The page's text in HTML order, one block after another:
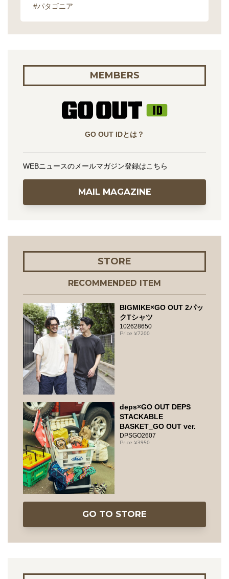
#パタゴニア
MEMBERS
GO OUT IDとは？
WEBニュースのメールマガジン登録はこちら
MAIL MAGAZINE
STORE
RECOMMENDED ITEM
BIGMIKE×GO OUT 2パッ
クTシャツ
102628650
7200
deps×GO OUT DEPS
STACKABLE
BASKET_GO OUT ver.
DPSGO2607
3950
GO TO STORE